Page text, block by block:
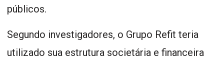
públicos.
Segundo investigadores, o Grupo Refit teria
utilizado sua estrutura societária e financeira